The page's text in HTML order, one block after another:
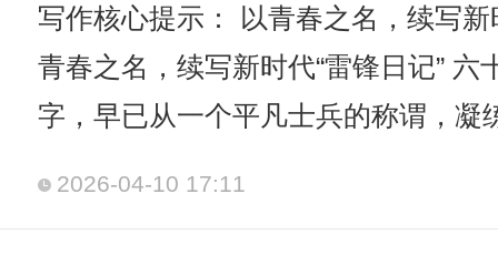
写作核心提示： 以青春之名，续写新
青春之名，续写新时代“雷锋日记”
字，早已从一个平凡士兵的称谓，凝
2026-04-10 17:11